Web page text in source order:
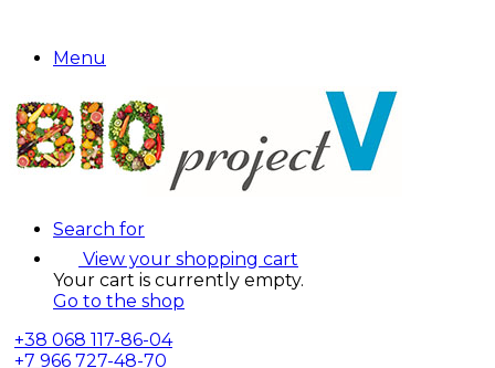
Menu
Search for
View your shopping cart
Your cart is currently empty.
Go to the shop
+38 068 117-86-04
+7 966 727-48-70